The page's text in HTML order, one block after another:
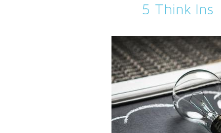
5 Think Ins